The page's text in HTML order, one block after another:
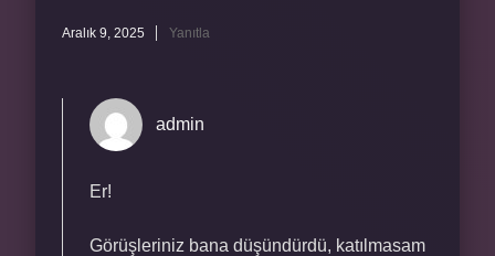
Aralık 9, 2025 Yanıtla
admin
Er!
Görüşleriniz bana düşündürdü, katılmasam